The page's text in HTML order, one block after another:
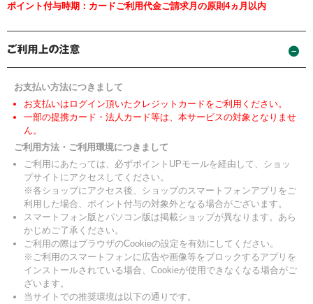
ポイント付与時期：カードご利用代金ご請求月の原則4ヵ月以内
お支払い方法につきまして
お支払いはログイン頂いたクレジットカードをご利用ください。
一部の提携カード・法人カード等は、本サービスの対象となりませ
ん。
ご利用方法・ご利用環境につきまして
ご利用にあたっては、必ずポイントUPモールを経由して、ショッ
プサイトにアクセスしてください。
※各ショップにアクセス後、ショップのスマートフォンアプリをご
利用した場合、ポイント付与の対象外となる場合がございます。
スマートフォン版とパソコン版は掲載ショップが異なります。あら
かじめご了承ください。
ご利用の際はブラウザのCookieの設定を有効にしてください。
※ご利用のスマートフォンに広告や画像等をブロックするアプリを
インストールされている場合、Cookieが使用できなくなる場合がご
ざいます。
当サイトでの推奨環境は以下の通りです。